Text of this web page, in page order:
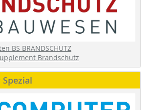
BS BRANDSCHUTZ
Brandschutz
Spezial